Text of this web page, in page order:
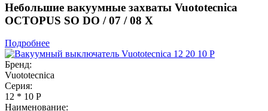
Небольшие вакуумные захваты Vuototecnica
OCTOPUS SO DO / 07 / 08 X
Подробнее
Бренд:
Vuototecnica
Серия:
12 * 10 P
Наименование: